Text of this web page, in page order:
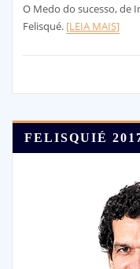
O Medo do sucesso, de
Felisqué. [LEIA MAIS]
FELISQUIÉ